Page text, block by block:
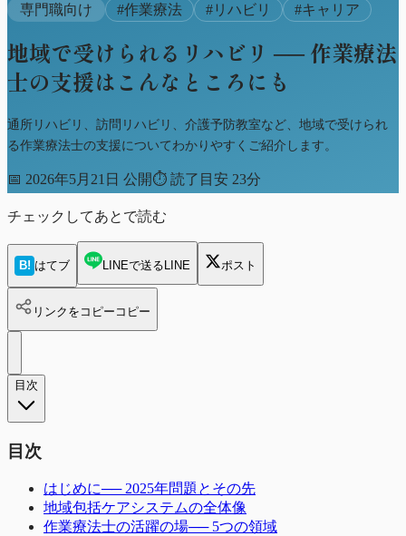
専門職向け #作業療法 #リハビリ #キャリア
地域で受けられるリハビリ ── 作業療法
士の支援はこんなところにも
通所リハビリ、訪問リハビリ、介護予防教室など、地域で受けられ
る作業療法士の支援についてわかりやすくご紹介します。
📅 2026年5月21日 公開⏱ 読了目安 23分
チェックしてあとで読む
B! はてブ LINEで送る LINE ポスト
リンクをコピー コピー
目次
目次
はじめに── 2025年問題とその先
地域包括ケアシステムの全体像
作業療法士の活躍の場── 5つの領域